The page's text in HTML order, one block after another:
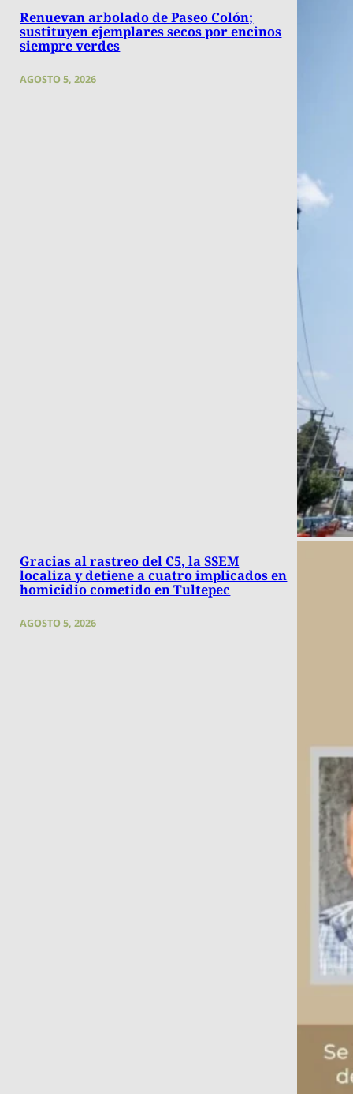
Renuevan arbolado de Paseo Colón;
sustituyen ejemplares secos por encinos
siempre verdes
AGOSTO 5, 2026
Gracias al rastreo del C5, la SSEM
localiza y detiene a cuatro implicados en
homicidio cometido en Tultepec
AGOSTO 5, 2026